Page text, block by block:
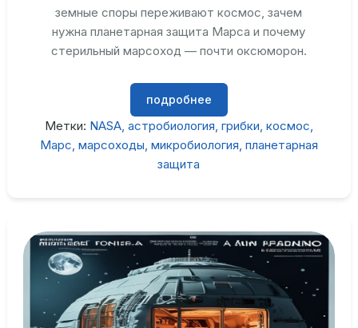
земные споры переживают космос, зачем
нужна планетарная защита Марса и почему
стерильный марсоход — почти оксюморон.
подробнее
Метки: NASA астробиология грибки космос
Марс марсоходы микробиология планетарная
защита